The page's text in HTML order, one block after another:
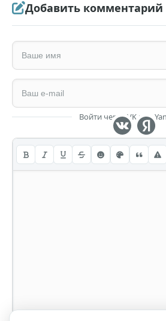
Добавить комментарий
Войти через VK или